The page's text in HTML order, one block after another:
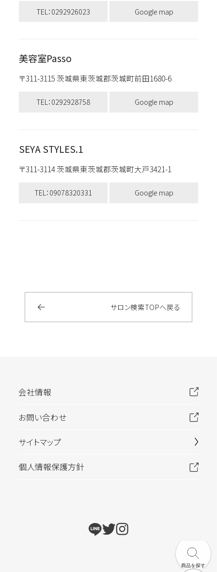
TEL：0292926023 Google map
美容室Passo
〒311-3115 茨城県東茨城郡茨城町前田1680-6
TEL：0292928758 Google map
SEYA STYLES.1
〒311-3114 茨城県東茨城郡茨城町大戸3421-1
TEL：09078320331 Google map
サロン検索TOPへ戻る
会社情報
お問い合わせ
サイトマップ
個人情報保護方針
商品を探す